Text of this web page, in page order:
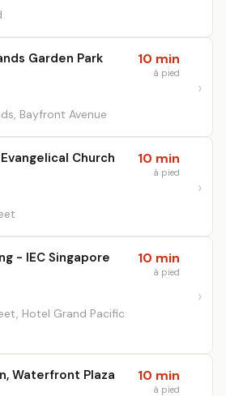
Garden Park
Bayfront Avenue
10 min
à pied
Church 10 min
à pied
- IEC Singapore
Hotel Grand Pacific
10 min
à pied
Waterfront Plaza 10 min
à pied